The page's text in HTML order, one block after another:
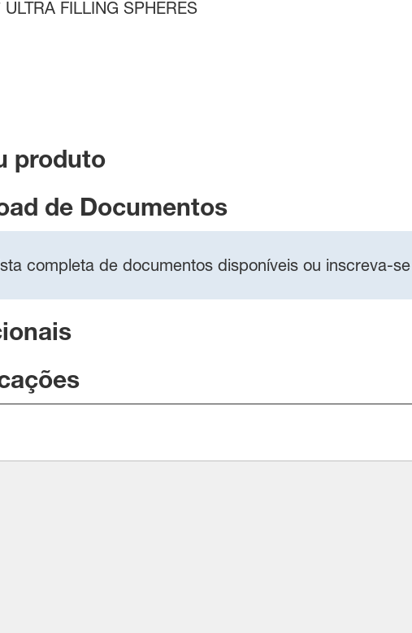
FILLING SPHERES
produto
de Documentos
completa de documentos disponíveis ou inscreva-se